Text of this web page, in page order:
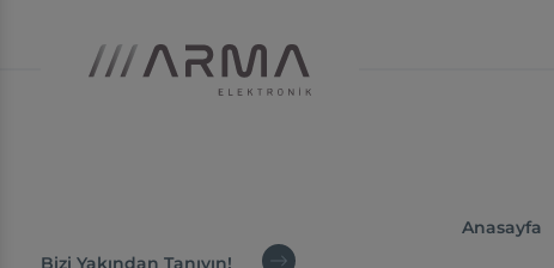
Bizi Yakından Tanıyın!
Anasayfa